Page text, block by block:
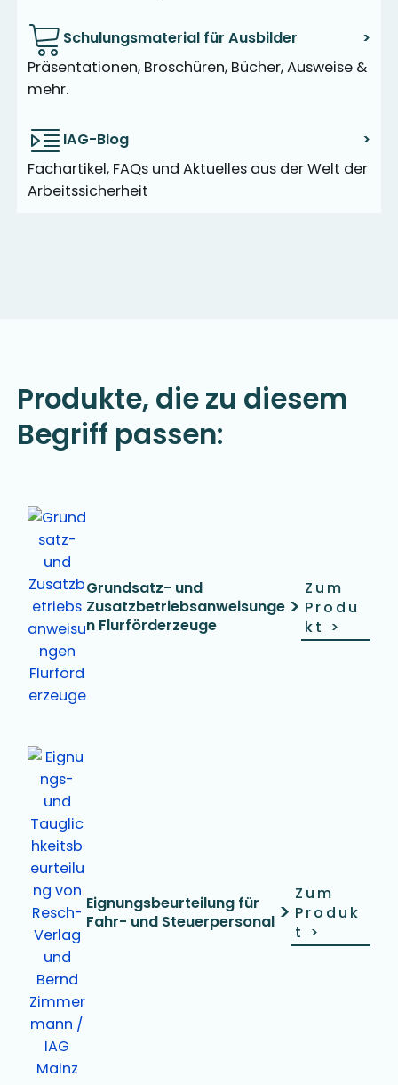
Schulungsmaterial für Ausbilder
>
Präsentationen, Broschüren, Bücher, Ausweise &
mehr.
IAG-Blog
>
Fachartikel, FAQs und Aktuelles aus der Welt der
Arbeitssicherheit
Produkte, die zu diesem
Begriff passen:
Grundsatz- und
Zusatzbetriebsanweisunge
n Flurförderzeuge
>
Zum
Produ
kt >
Eignungsbeurteilung für
Fahr- und Steuerpersonal >
Zum
Produk
t >